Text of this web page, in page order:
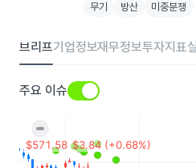
무기 방산 미중분쟁
브리프기업정보재무정보투자지표
주요 이슈